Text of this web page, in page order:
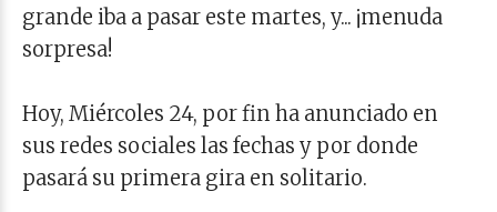
grande iba a pasar este martes, y... ¡menuda
sorpresa!
Hoy, Miércoles 24, por fin ha anunciado en
sus redes sociales las fechas y por donde
pasará su primera gira en solitario.